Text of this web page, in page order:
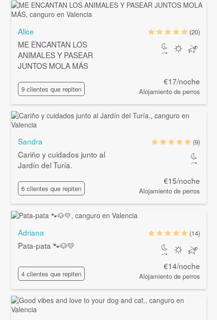
Alice
ME ENCANTAN LOS
ANIMALES Y PASEAR
JUNTOS MOLA MÁS
9 clientes que repiten
(20)
€17/noche
Alojamiento de perros
Sandra
Cariño y cuidados junto al
Jardín del Turía.
6 clientes que repiten
(9)
€15/noche
Alojamiento de perros
Adriana
Pata-pata 🐾🐶💛
4 clientes que repiten
(14)
€14/noche
Alojamiento de perros